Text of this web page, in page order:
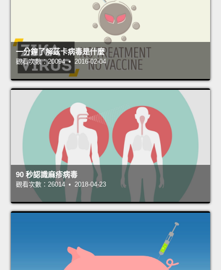
一分鐘了解茲卡病毒是什麼
觀看次數：20094 • 2016-02-04
90 秒認識麻疹病毒
觀看次數：26014 • 2018-04-23